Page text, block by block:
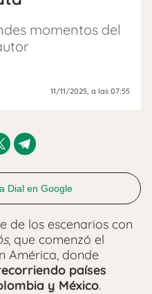
momentos del
11/11/2025, a las 07:55
Dial en Google
de los escenarios con
, que comenzó el
América, donde
países
y México.